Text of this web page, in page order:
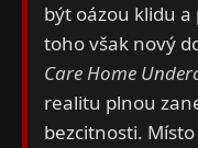
být oázou klidu
toho však nový
Care Home
realitu plnou
bezcitnosti.